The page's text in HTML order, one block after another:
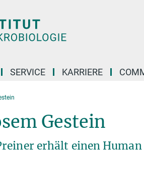
SERVICE KARRIERE
Gestein
erhält einen Human